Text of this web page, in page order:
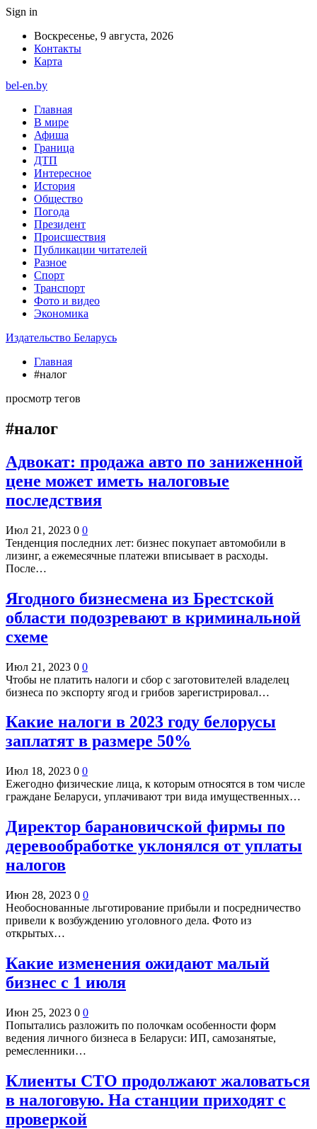
Sign in
Воскресенье, 9 августа, 2026
Контакты
Карта
bel-en.by
Главная
В мире
Афиша
Граница
ДТП
Интересное
История
Общество
Погода
Президент
Происшествия
Публикации читателей
Разное
Спорт
Транспорт
Фото и видео
Экономика
Издательство Беларусь
Главная
#налог
просмотр тегов
#налог
Адвокат: продажа авто по заниженной
цене может иметь налоговые
последствия
Июл 21, 2023 0 0
Тенденция последних лет: бизнес покупает автомобили в
лизинг, а ежемесячные платежи вписывает в расходы.
После…
Ягодного бизнесмена из Брестской
области подозревают в криминальной
схеме
Июл 21, 2023 0 0
Чтобы не платить налоги и сбор с заготовителей владелец
бизнеса по экспорту ягод и грибов зарегистрировал…
Какие налоги в 2023 году белорусы
заплатят в размере 50%
Июл 18, 2023 0 0
Ежегодно физические лица, к которым относятся в том числе
граждане Беларуси, уплачивают три вида имущественных…
Директор барановичской фирмы по
деревообработке уклонялся от уплаты
налогов
Июн 28, 2023 0 0
Необоснованные льготирование прибыли и посредничество
привели к возбуждению уголовного дела. Фото из
открытых…
Какие изменения ожидают малый
бизнес с 1 июля
Июн 25, 2023 0 0
Попытались разложить по полочкам особенности форм
ведения личного бизнеса в Беларуси: ИП, самозанятые,
ремесленники…
Клиенты СТО продолжают жаловаться
в налоговую. На станции приходят с
проверкой